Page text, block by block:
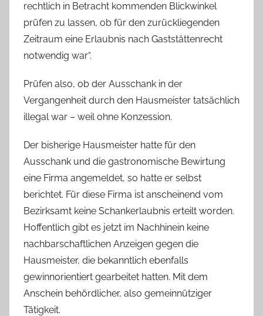
rechtlich in Betracht kommenden Blickwinkel
prüfen zu lassen, ob für den zurückliegenden
Zeitraum eine Erlaubnis nach Gaststättenrecht
notwendig war“.
Prüfen also, ob der Ausschank in der
Vergangenheit durch den Hausmeister tatsächlich
illegal war – weil ohne Konzession.
Der bisherige Hausmeister hatte für den
Ausschank und die gastronomische Bewirtung
eine Firma angemeldet, so hatte er selbst
berichtet. Für diese Firma ist anscheinend vom
Bezirksamt keine Schankerlaubnis erteilt worden.
Hoffentlich gibt es jetzt im Nachhinein keine
nachbarschaftlichen Anzeigen gegen die
Hausmeister, die bekanntlich ebenfalls
gewinnorientiert gearbeitet hatten. Mit dem
Anschein behördlicher, also gemeinnütziger
Tätigkeit.